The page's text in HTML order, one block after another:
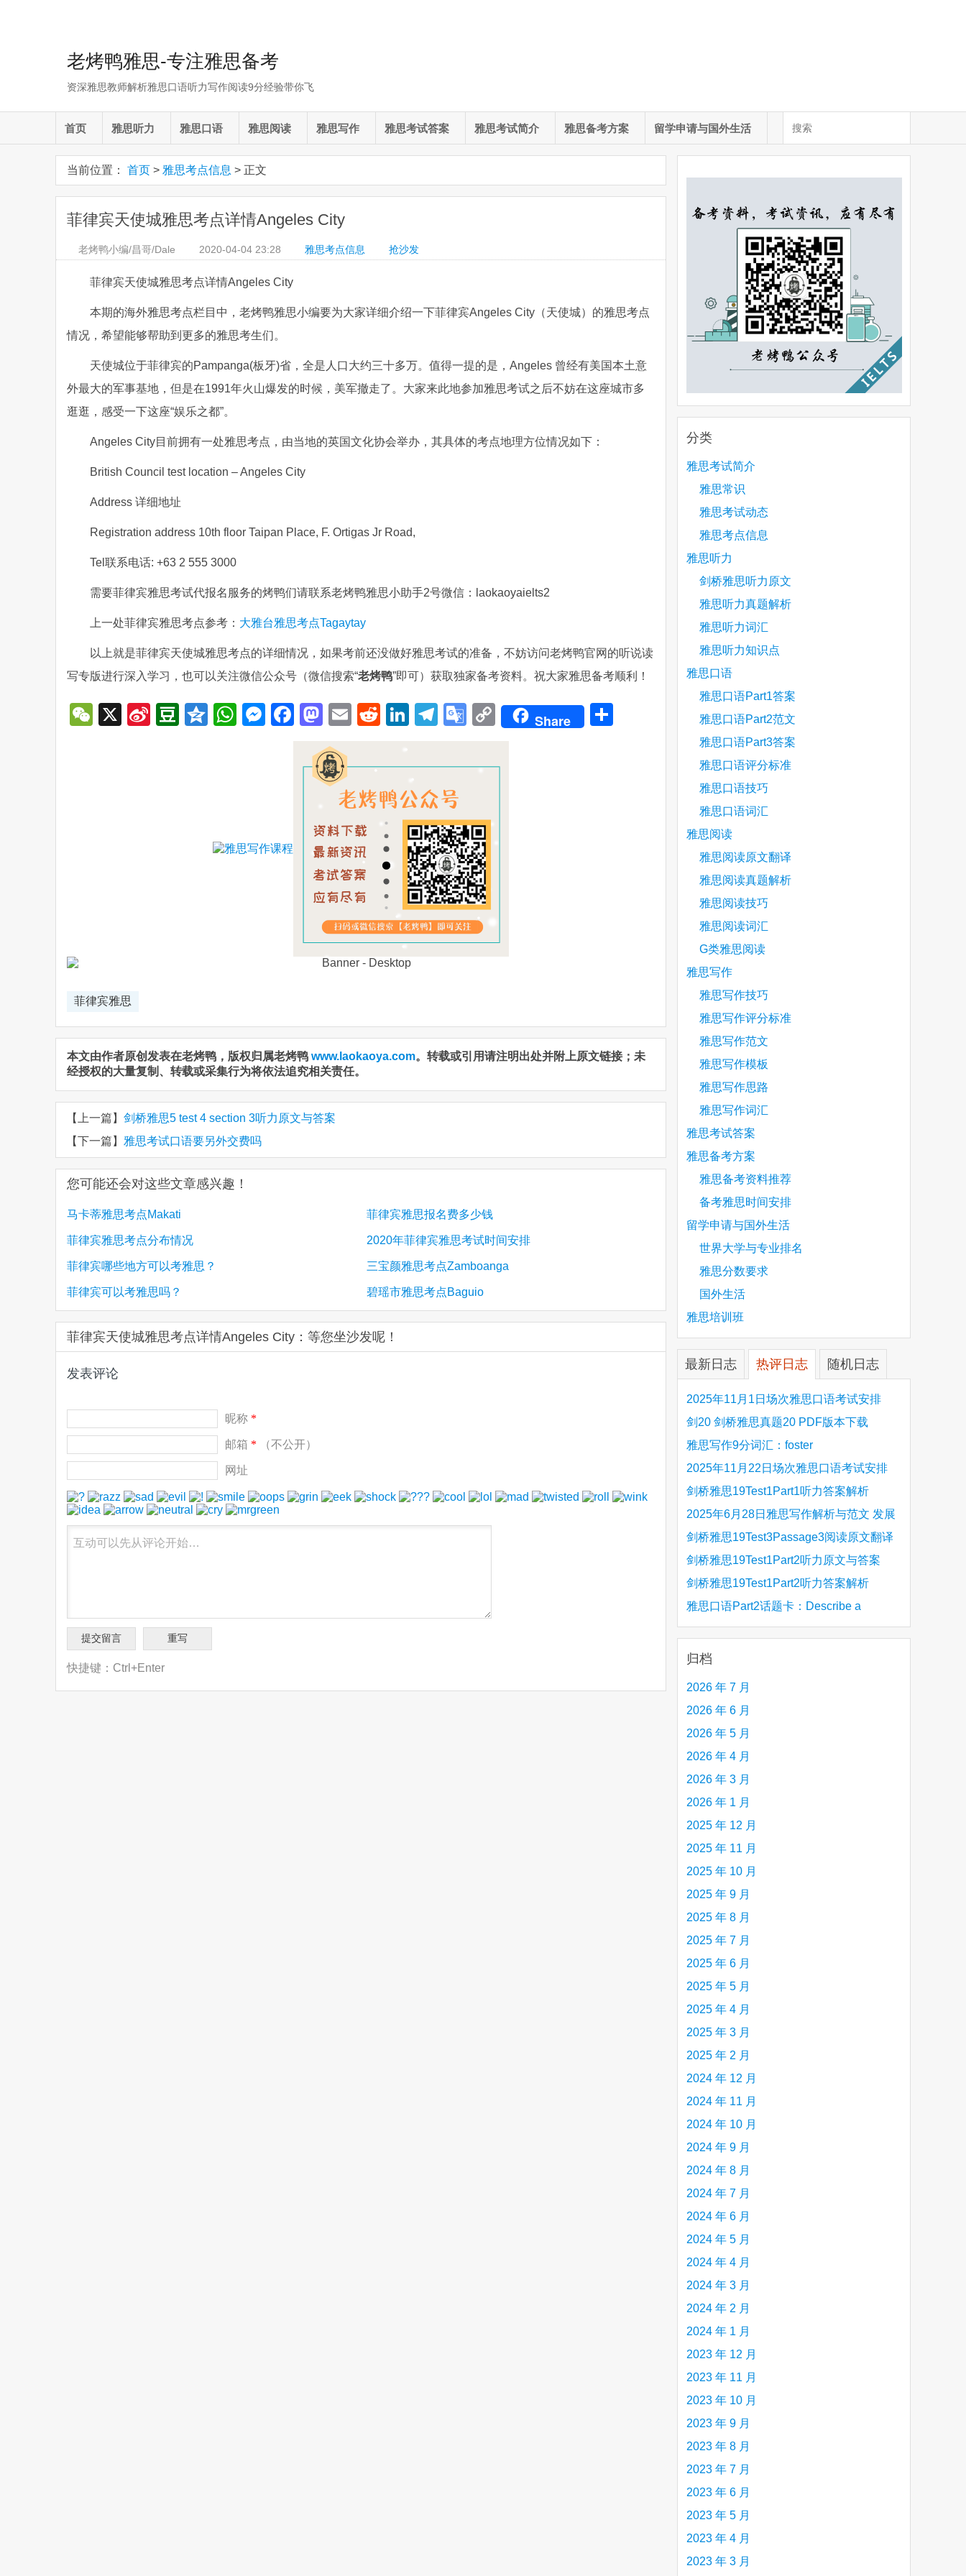
老烤鸭雅思-专注雅思备考
资深雅思教师解析雅思口语听力写作阅读9分经验带你飞
首页 雅思听力 雅思口语 雅思阅读 雅思写作 雅思考试答案 雅思考试简介 雅思备考方案 留学申请与国外生活
当前位置： 首页 > 雅思考点信息 > 正文
菲律宾天使城雅思考点详情Angeles City
老烤鸭小编/昌哥/Dale 2020-04-04 23:28 雅思考点信息 抢沙发
菲律宾天使城雅思考点详情Angeles City
本期的海外雅思考点栏目中，老烤鸭雅思小编要为大家详细介绍一下菲律宾Angeles City（天使城）的雅思考点
情况，希望能够帮助到更多的雅思考生们。
天使城位于菲律宾的Pampanga(板牙)省，全是人口大约三十多万。值得一提的是，Angeles 曾经有美国本土意
外最大的军事基地，但是在1991年火山爆发的时候，美军撤走了。大家来此地参加雅思考试之后不妨在这座城市多
逛逛，感受一下这座“娱乐之都”。
Angeles City目前拥有一处雅思考点，由当地的英国文化协会举办，其具体的考点地理方位情况如下：
British Council test location – Angeles City
Address 详细地址
Registration address 10th floor Taipan Place, F. Ortigas Jr Road,
Tel联系电话: +63 2 555 3000
需要菲律宾雅思考试代报名服务的烤鸭们请联系老烤鸭雅思小助手2号微信：laokaoyaielts2
上一处菲律宾雅思考点参考： 大雅台雅思考点Tagaytay
以上就是菲律宾天使城雅思考点的详细情况，如果考前还没做好雅思考试的准备，不妨访问老烤鸭官网的听说读
写专版进行深入学习，也可以关注微信公众号（微信搜索“老烤鸭”即可）获取独家备考资料。祝大家雅思备考顺利！
WeChat
X
SinaDouban
QzoneWhatsApp
Messenger
Facebook
Mastodon
EmailRedditLinkedIn
Telegram
Google
CopyShare
菲律宾雅思
本文由作者原创发表在老烤鸭，版权归属老烤鸭 www.laokaoya.com。转载或引用请注明出处并附上原文链接；未
经授权的大量复制、转载或采集行为将依法追究相关责任。
【上一篇】 剑桥雅思5 test 4 section 3听力原文与答案
【下一篇】 雅思考试口语要另外交费吗
您可能还会对这些文章感兴趣！
马卡蒂雅思考点Makati 菲律宾雅思报名费多少钱
菲律宾雅思考点分布情况 2020年菲律宾雅思考试时间安排
菲律宾哪些地方可以考雅思？ 三宝颜雅思考点Zamboanga
菲律宾可以考雅思吗？ 碧瑶市雅思考点Baguio
菲律宾天使城雅思考点详情Angeles City：等您坐沙发呢！
发表评论
昵称 *
邮箱 * （不公开）
网址
快捷键：Ctrl+Enter
分类
雅思考试简介
雅思常识
雅思考试动态
雅思考点信息
雅思听力
剑桥雅思听力原文
雅思听力真题解析
雅思听力词汇
雅思听力知识点
雅思口语
雅思口语Part1答案
雅思口语Part2范文
雅思口语Part3答案
雅思口语评分标准
雅思口语技巧
雅思口语词汇
雅思阅读
雅思阅读原文翻译
雅思阅读真题解析
雅思阅读技巧
雅思阅读词汇
G类雅思阅读
雅思写作
雅思写作技巧
雅思写作评分标准
雅思写作范文
雅思写作模板
雅思写作思路
雅思写作词汇
雅思考试答案
雅思备考方案
雅思备考资料推荐
备考雅思时间安排
留学申请与国外生活
世界大学与专业排名
雅思分数要求
国外生活
雅思培训班
最新日志 热评日志 随机日志
2025年11月1日场次雅思口语考试安排
剑20 剑桥雅思真题20 PDF版本下载
雅思写作9分词汇：foster
2025年11月22日场次雅思口语考试安排
剑桥雅思19Test1Part1听力答案解析
Hinchingbrooke Country Park
2025年6月28日雅思写作解析与范文 发展
旅游业 手把手带你写高分范文
剑桥雅思19Test3Passage3阅读原文翻译
Is the era of artificial speech translation
upon us 人工智能语言翻译
剑桥雅思19Test1Part2听力原文与答案
Stanthorpe Twinning Association
剑桥雅思19Test1Part2听力答案解析
Stanthorpe Twinning Association
雅思口语Part2话题卡：Describe a
creative person (e.g. an artist, a musician,
etc.) you admire 钦佩的有创造力的人
归档
2026 年 7 月
2026 年 6 月
2026 年 5 月
2026 年 4 月
2026 年 3 月
2026 年 1 月
2025 年 12 月
2025 年 11 月
2025 年 10 月
2025 年 9 月
2025 年 8 月
2025 年 7 月
2025 年 6 月
2025 年 5 月
2025 年 4 月
2025 年 3 月
2025 年 2 月
2024 年 12 月
2024 年 11 月
2024 年 10 月
2024 年 9 月
2024 年 8 月
2024 年 7 月
2024 年 6 月
2024 年 5 月
2024 年 4 月
2024 年 3 月
2024 年 2 月
2024 年 1 月
2023 年 12 月
2023 年 11 月
2023 年 10 月
2023 年 9 月
2023 年 8 月
2023 年 7 月
2023 年 6 月
2023 年 5 月
2023 年 4 月
2023 年 3 月